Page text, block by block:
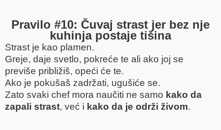
Pravilo #10: Čuvaj strast jer bez nje
kuhinja postaje tišina
Strast je kao plamen.
Greje, daje svetlo, pokreće te ali ako joj se
previše približiš, opeći će te.
Ako je pokušaš zadržati, ugušiće se.
Zato svaki chef mora naučiti ne samo kako da
zapali strast, već i kako da je održi živom.